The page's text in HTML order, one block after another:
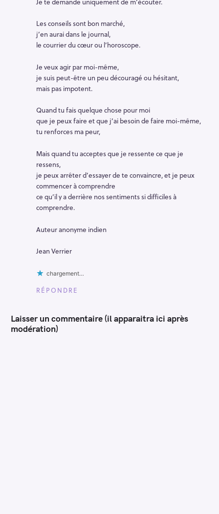
Les conseils sont bon marché,
j’en aurai dans le journal,
le courrier du cœur ou l’horoscope.
Je veux agir par moi-même,
je suis peut-être un peu découragé ou hésitant,
mais pas impotent.
Quand tu fais quelque chose pour moi
que je peux faire et que j’ai besoin de faire moi-même,
tu renforces ma peur,
Mais quand tu acceptes que je ressente ce que je
ressens,
je peux arrêter d’essayer de te convaincre, et je peux
commencer à comprendre
ce qu’il y a derrière nos sentiments si difficiles à
comprendre.
Auteur anonyme indien
Jean Verrier
chargement…
RÉPONDRE
Laisser un commentaire (il apparaitra ici après
modération)